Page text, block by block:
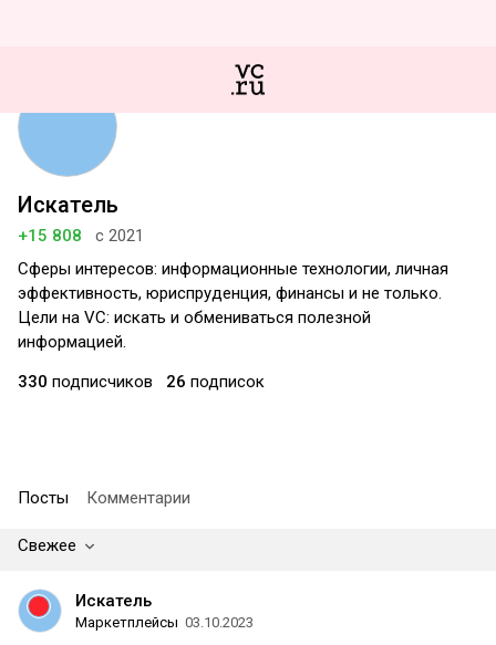
Искатель
+15 808
с 2021
Сферы интересов: информационные технологии, личная
эффективность, юриспруденция, финансы и не только.
Цели на VC: искать и обмениваться полезной
информацией.
330 подписчиков 26 подписок
Посты Комментарии
Свежее
Искатель
Маркетплейсы 03.10.2023